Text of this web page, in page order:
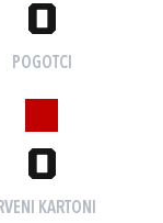
0
POGOTCI
0
KARTONI